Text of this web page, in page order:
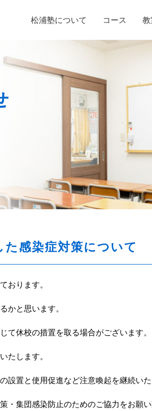
松浦塾について コース
小学生
オンライン
感染症対策について
おります。
かと思います。
休校の措置を取る場合がございます。
たします。
置と使用促進など注意喚起を継続いた
集団感染防止のためのご協力をお願い